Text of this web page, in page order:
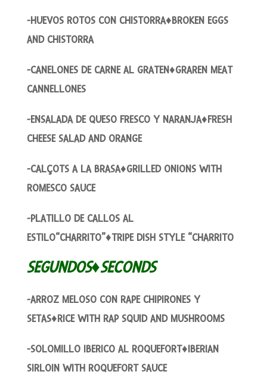
-HUEVOS ROTOS CON CHISTORRA♦BROKEN EGGS
AND CHISTORRA
-CANELONES DE CARNE AL GRATEN♦GRAREN MEAT
CANNELLONES
-ENSALADA DE QUESO FRESCO Y NARANJA♦FRESH
CHEESE SALAD AND ORANGE
-CALÇOTS A LA BRASA♦GRILLED ONIONS WITH
ROMESCO SAUCE
-PLATILLO DE CALLOS AL
ESTILO“CHARRITO”♦TRIPE DISH STYLE “CHARRITO
SEGUNDOS♦SECONDS
-ARROZ MELOSO CON RAPE CHIPIRONES Y
SETAS♦RICE WITH RAP SQUID AND MUSHROOMS
-SOLOMILLO IBERICO AL ROQUEFORT♦IBERIAN
SIRLOIN WITH ROQUEFORT SAUCE